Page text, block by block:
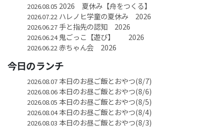
2026.08.05 2026 夏休み【舟をつくる】
2026.07.22ハレノヒ学童の夏休み 2026
2026.06.27手と指先の認知 2026
2026.06.24鬼ごっこ【遊び】 2026
2026.06.22赤ちゃん会 2026
今日のランチ
2026.08.07本日のお昼ご飯とおやつ(8/7)
2026.08.06本日のお昼ご飯とおやつ(8/6)
2026.08.05 本日のお昼ご飯とおやつ(8/5)
2026.08.04本日のお昼ご飯とおやつ(8/4)
2026.08.03 本日のお昼ご飯とおやつ(8/3)